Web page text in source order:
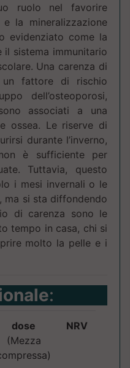
ruolo nel favorire
e la mineralizzazione
evidenziato come la
il sistema immunitario
Una carenza di
un fattore di rischio
dell’osteoporosi,
associati a una
ossea. Le riserve di
durante l’inverno,
è sufficiente per
Tuttavia, questo
i mesi invernali o le
ma si sta diffondendo
di carenza sono le
tempo in casa, chi si
molto la pelle e i
:
dose
(Mezza
NRV